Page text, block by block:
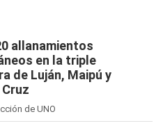
allanamientos
en la triple
de Luján, Maipú y
de UNO